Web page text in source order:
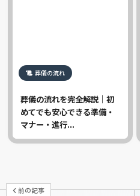
葬儀の流れ
葬儀の流れを完全解説｜初
めてでも安心できる準備・
マナー・進行...
前の記事